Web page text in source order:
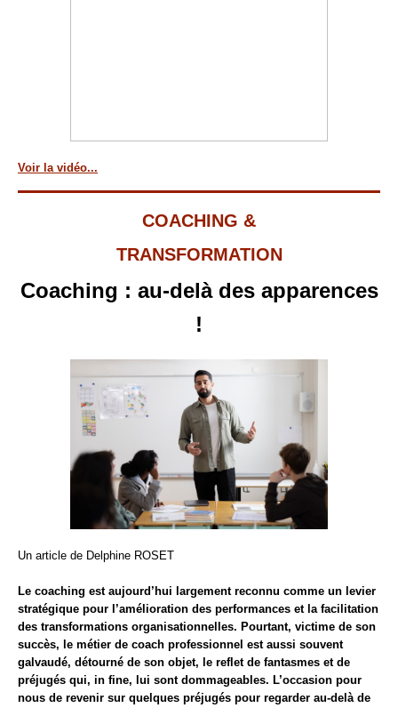
Voir la vidéo...
COACHING &
TRANSFORMATION
Coaching : au-delà des apparences
!
Un article de Delphine ROSET
Le coaching est aujourd’hui largement reconnu comme un levier
stratégique pour l’amélioration des performances et la facilitation
des transformations organisationnelles. Pourtant, victime de son
succès, le métier de coach professionnel est aussi souvent
galvaudé, détourné de son objet, le reflet de fantasmes et de
préjugés qui, in fine, lui sont dommageables. L’occasion pour
nous de revenir sur quelques préjugés pour regarder au-delà de